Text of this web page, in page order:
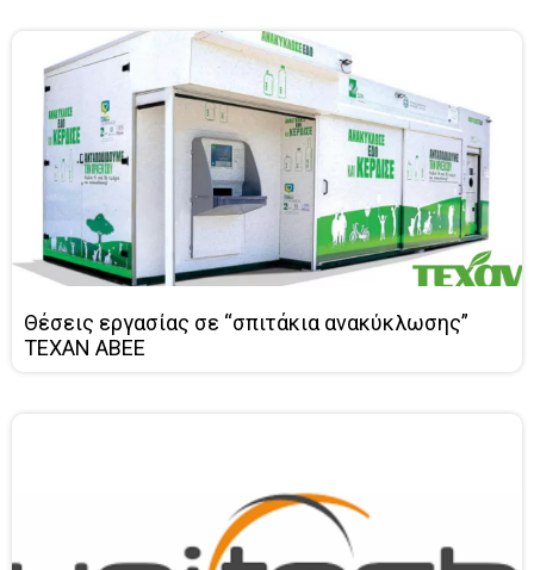
Θέσεις εργασίας σε “σπιτάκια ανακύκλωσης”
ΤΕΧΑΝ ΑΒΕΕ